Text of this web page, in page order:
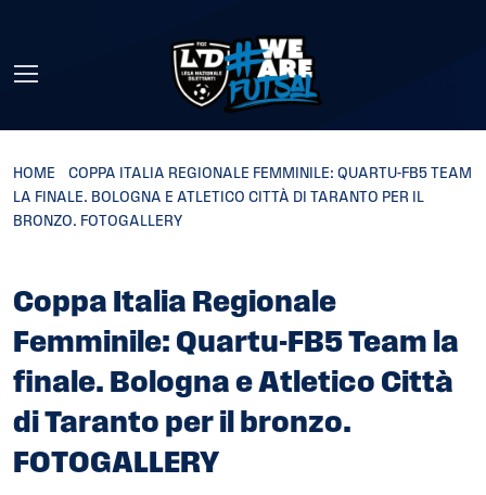
HOME
COPPA ITALIA REGIONALE FEMMINILE: QUARTU-FB5 TEAM
LA FINALE. BOLOGNA E ATLETICO CITTÀ DI TARANTO PER IL
BRONZO. FOTOGALLERY
Coppa Italia Regionale
Femminile: Quartu-FB5 Team la
finale. Bologna e Atletico Città
di Taranto per il bronzo.
FOTOGALLERY